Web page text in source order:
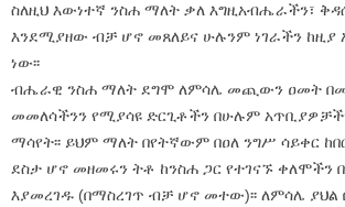
ስለዚህ እውነተኛ ንስሐ ማለት ቃለ እግዚአብሔራችን፣
እንደሚያዘው ብቻ ሆኖ መጸለይና ሁሉንም ነገራችን
ነው፡፡
ብሔራዊ ንስሐ ማለት ደግሞ ለምሳሌ መጪውን ዐመት
መመለሳችንን የሚያሳዩ ድርጊቶችን በሁሉም
ማሳየት፡፡ ይህም ማለት በየትኛውም በዐለ ንግሥ ሳይቀር
ደስታ ሆኖ መዘመሩን ትቶ ከንስሐ ጋር የተገናኙ ቀለሞችን
እያመረገዱ (በማስረገጥ ብቻ ሆኖ መተው)፡፡ ለምሳሌ ያህል